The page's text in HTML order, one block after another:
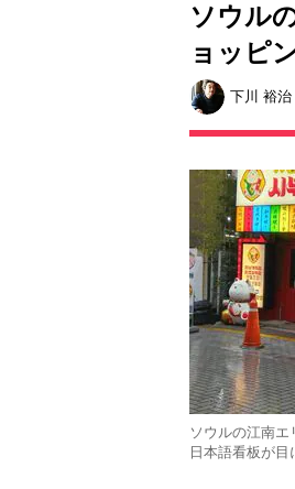
ソウル
ョッピ
下川 裕治
ソウルの江南エ
日本語看板が